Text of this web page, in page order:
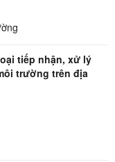
tiếp nhận, xử lý
trường trên địa